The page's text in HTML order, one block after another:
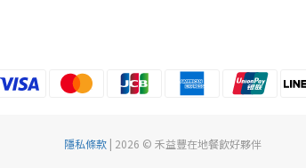
隱私條款 | 2026 © 禾益豐在地餐飲好夥伴